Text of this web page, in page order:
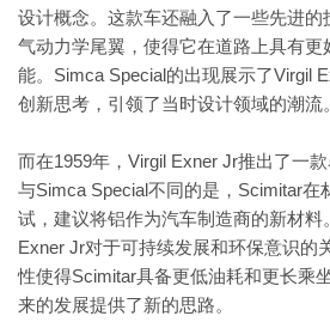
设计概念。这款车还融入了一些先进
气动力学尾翼，使得它在道路上具有更
能。Simca Special的出现展示了Virgil
创新思考，引领了当时设计领域的潮流。
而在1959年，Virgil Exner Jr推出了一款
与Simca Special不同的是，Scimitar在
试，建议将铝作为汽车制造商的新材料
Exner Jr对于可持续发展和环保意识的
性使得Scimitar具备更低油耗和更长乘
来的发展提供了新的思路。